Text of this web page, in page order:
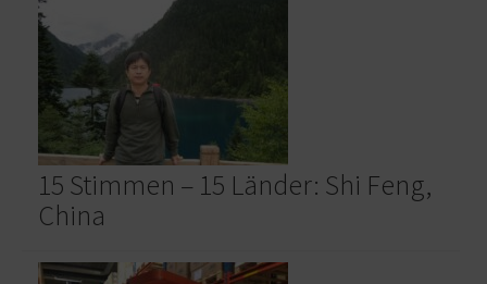
15 Stimmen – 15 Länder: Shi Feng,
China